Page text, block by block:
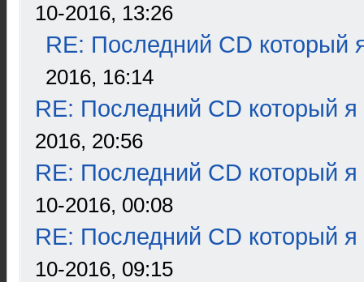
10-2016, 13:26
RE: Последний CD который
2016, 16:14
RE: Последний CD который я
2016, 20:56
RE: Последний CD который я
10-2016, 00:08
RE: Последний CD который я
10-2016, 09:15